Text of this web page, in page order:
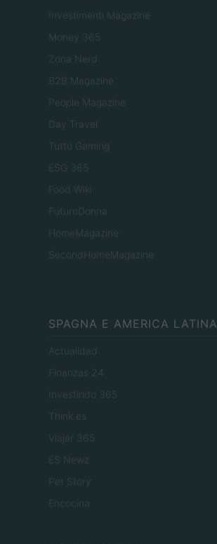
Investimenti Magazine
Money 365
Zona Nerd
B2B Magazine
People Magazine
Day Travel
Tutto Gaming
ESG 365
Food Wiki
FuturoDonna
HomeMagazine
SecondHomeMagazine
SPAGNA E AMERICA LATINA
Actualidad
Finanzas 24
Investindo 365
Think.es
Viajar 365
ES Newz
Pet Story
Encocina